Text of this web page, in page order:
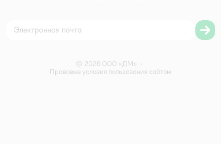
Правила бонусной программы
© 2026 ООО «ДМ» •
Правовые условия пользования сайтом